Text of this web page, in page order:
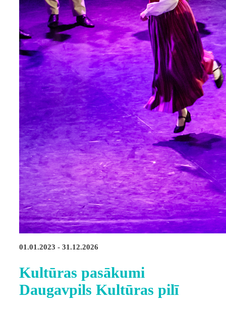
01.01.2023 - 31.12.2026
Kultūras pasākumi
Daugavpils Kultūras pilī